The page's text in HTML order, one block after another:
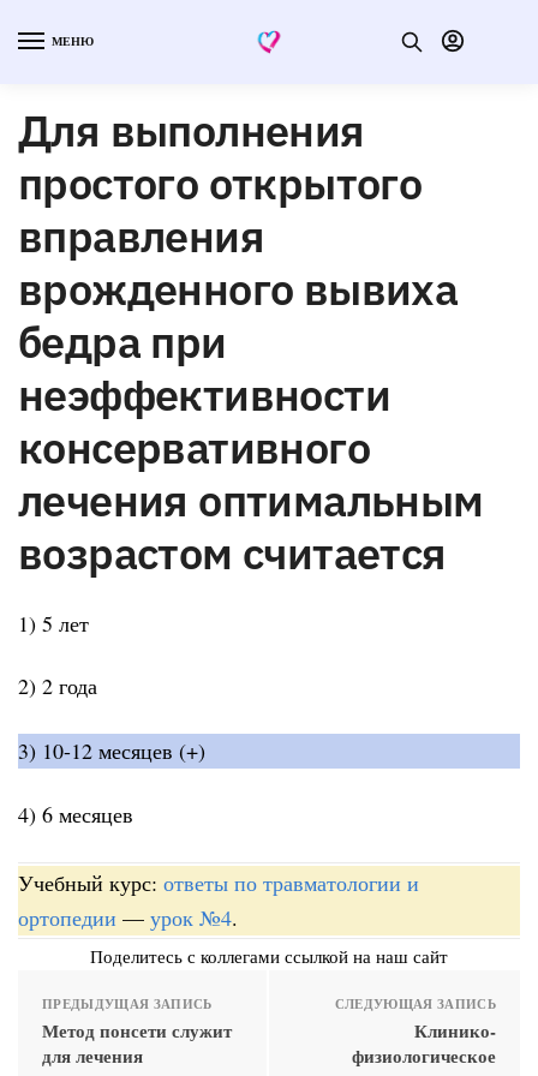
МЕНЮ
Для выполнения
простого открытого
вправления
врожденного вывиха
бедра при
неэффективности
консервативного
лечения оптимальным
возрастом считается
1) 5 лет
2) 2 года
3) 10-12 месяцев (+)
4) 6 месяцев
Учебный курс: ответы по травматологии и
ортопедии — урок №4.
Поделитесь с коллегами ссылкой на наш сайт
ПРЕДЫДУЩАЯ ЗАПИСЬ
Метод понсети служит
для лечения
СЛЕДУЮЩАЯ ЗАПИСЬ
Клинико-
физиологическое